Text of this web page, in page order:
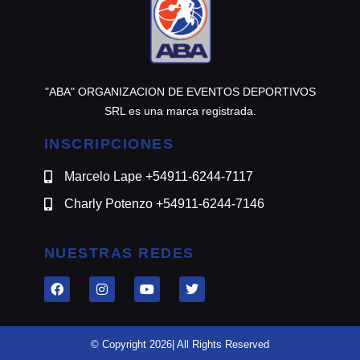
"ABA" ORGANIZACION DE EVENTOS DEPORTIVOS
SRL es una marca registrada.
INSCRIPCIONES
Marcelo Lape +54911-6244-7117
Charly Potenzo +54911-6244-7146
NUESTRAS REDES
© Copyright 2026| All Rights Reserved